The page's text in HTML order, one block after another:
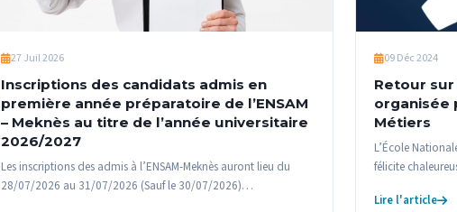
27 Juil 2026
Inscriptions des candidats admis en
première année préparatoire de l’ENSAM
– Meknès au titre de l’année universitaire
2026/2027
Les inscriptions des admis à l’ENSAM-Meknès auront lieu du
28/07/2026 au 31/07/2026 (Sauf le 30/07/2026)…
09 Déc 2024
Retour
organisée
Métiers
L’École
félicite
Lire l'article